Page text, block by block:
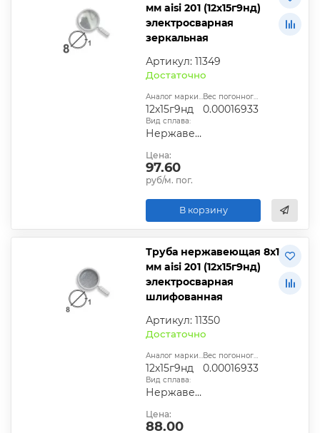
мм aisi 201 (12х15г9нд)
электросварная
зеркальная
Артикул: 11349
Достаточно
Аналог марки стали:
12х15г9нд
Вес погонного метра, т.:
0.00016933
Вид сплава:
Нержавеющая сталь
Цена:
97.60
руб/м. пог.
В корзину
Труба нержавеющая 8х1
мм aisi 201 (12х15г9нд)
электросварная
шлифованная
Артикул: 11350
Достаточно
Аналог марки стали:
12х15г9нд
Вес погонного метра, т.:
0.00016933
Вид сплава:
Нержавеющая сталь
Цена:
88.00